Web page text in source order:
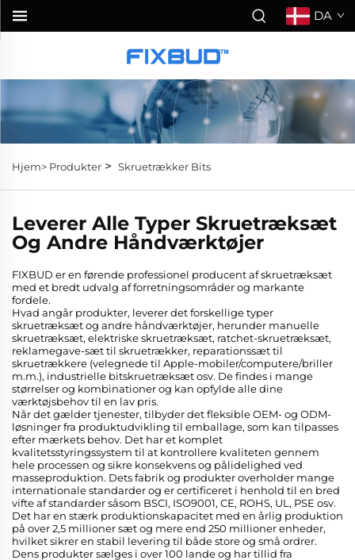
DA
Hjem> Produkter > Skruetrækker Bits
Leverer Alle Typer Skruetræksæt
Og Andre Håndværktøjer
FIXBUD er en førende professionel producent af skruetræksæt
med et bredt udvalg af forretningsområder og markante
fordele.
Hvad angår produkter, leverer det forskellige typer
skruetræksæt og andre håndværktøjer, herunder manuelle
skruetræksæt, elektriske skruetræksæt, ratchet-skruetræksæt,
reklamegave-sæt til skruetrækker, reparationssæt til
skruetrækkere (velegnede til Apple-mobiler/computere/briller
m.m.), industrielle bitskruetræksæt osv. De findes i mange
størrelser og kombinationer og kan opfylde alle dine
værktøjsbehov til en lav pris.
Når det gælder tjenester, tilbyder det fleksible OEM- og ODM-
løsninger fra produktudvikling til emballage, som kan tilpasses
efter mærkets behov. Det har et komplet
kvalitetsstyringssystem til at kontrollere kvaliteten gennem
hele processen og sikre konsekvens og pålidelighed ved
masseproduktion. Dets fabrik og produkter overholder mange
internationale standarder og er certificeret i henhold til en bred
vifte af standarder såsom BSCI, ISO9001, CE, ROHS, UL, PSE osv.
Det har en stærk produktionskapacitet med en årlig produktion
på over 2,5 millioner sæt og mere end 250 millioner enheder,
hvilket sikrer en stabil levering til både store og små ordrer.
Dens produkter sælges i over 100 lande og har tillid fra